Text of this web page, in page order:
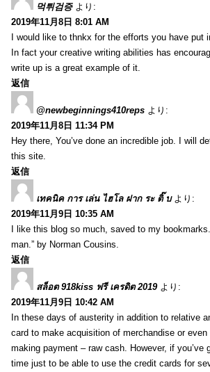
먹튀검증 より:
2019年11月8日 8:01 AM
I would like to thnkx for the efforts you have put
In fact your creative writing abilities has
write up is a great example of it.
返信
@newbeginnings410reps より:
2019年11月8日 11:34 PM
Hey there, You’ve done an incredible job. I will
this site.
返信
เทคนิค การ เล่น ไฮโล ฝาก ระ ติ๊ บ より:
2019年11月9日 10:35 AM
I like this blog so much, saved to my
man.” by Norman Cousins.
返信
สล็อต 918kiss ฟรี เครดิต 2019 より:
2019年11月9日 10:42 AM
In these days of austerity in addition to relative
card to make acquisition of merchandise or
making payment – raw cash. However, if
time just to be able to use the credit cards for